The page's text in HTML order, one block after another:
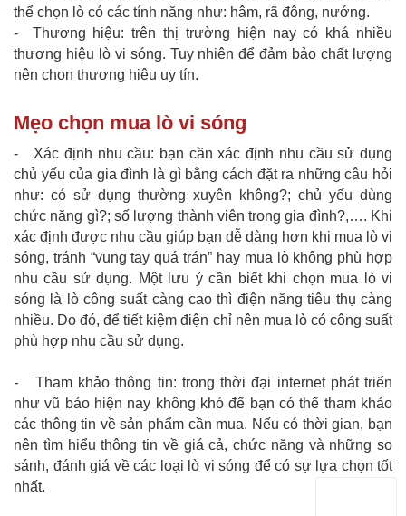
thể chọn lò có các tính năng như: hâm, rã đông, nướng.
- Thương hiệu: trên thị trường hiện nay có khá nhiều
thương hiệu lò vi sóng. Tuy nhiên để đảm bảo chất lượng
nên chọn thương hiệu uy tín.
Mẹo chọn mua lò vi sóng
- Xác định nhu cầu: bạn cần xác định nhu cầu sử dụng
chủ yếu của gia đình là gì bằng cách đặt ra những câu hỏi
như: có sử dụng thường xuyên không?; chủ yếu dùng
chức năng gì?; số lượng thành viên trong gia đình?,…. Khi
xác định được nhu cầu giúp bạn dễ dàng hơn khi mua lò vi
sóng, tránh “vung tay quá trán” hay mua lò không phù hợp
nhu cầu sử dụng. Một lưu ý cần biết khi chọn mua lò vi
sóng là lò công suất càng cao thì điện năng tiêu thụ càng
nhiều. Do đó, để tiết kiệm điện chỉ nên mua lò có công suất
phù hợp nhu cầu sử dụng.
- Tham khảo thông tin: trong thời đại internet phát triển
như vũ bảo hiện nay không khó để bạn có thể tham khảo
các thông tin về sản phẩm cần mua. Nếu có thời gian, bạn
nên tìm hiểu thông tin về giá cả, chức năng và những so
sánh, đánh giá về các loại lò vi sóng để có sự lựa chọn tốt
nhất.